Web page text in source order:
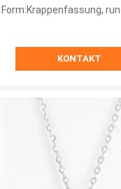
Form:Krappenfassung,
KONTAKT